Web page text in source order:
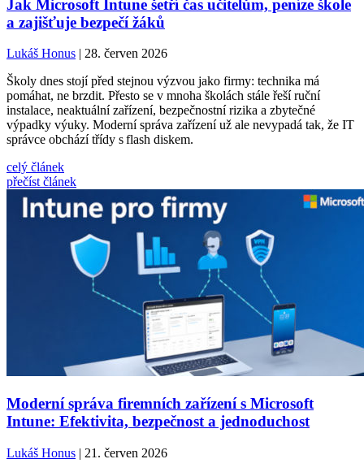
Jak Microsoft Intune šetří čas učitelům, peníze škole
a zajišťuje bezpečí žáků
Lukáš Honus | 28. červen 2026
Školy dnes stojí před stejnou výzvou jako firmy: technika má
pomáhat, ne brzdit. Přesto se v mnoha školách stále řeší ruční
instalace, neaktuální zařízení, bezpečnostní rizika a zbytečné
výpadky výuky. Moderní správa zařízení už ale nevypadá tak, že IT
správce obchází třídy s flash diskem.
celý článek
přečíst článek
Moderní správa firemních zařízení s Microsoft
Intune: Efektivita, bezpečnost a jednoduchost
Lukáš Honus | 21. červen 2026